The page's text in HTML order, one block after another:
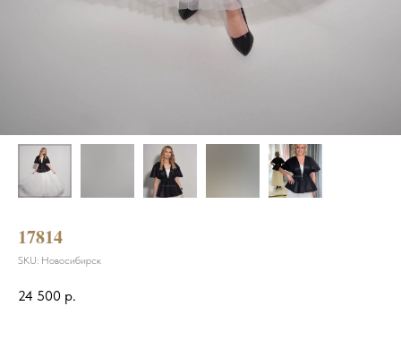
17814
SKU: Новосибирск
24 500 р.